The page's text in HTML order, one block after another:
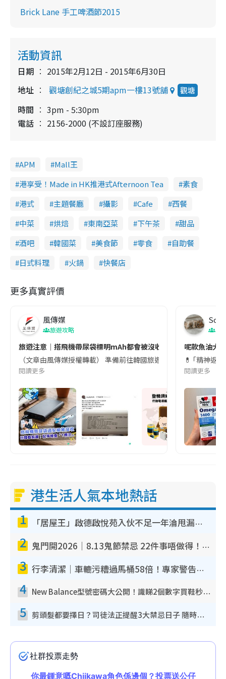
Brick Lane 手工啤酒節2015
活動資訊
日期
2015年2月12日 - 2015年6月30日
地址
觀塘創紀之城5期apm一樓13號舖 觀塘
時間
3pm - 5:30pm
電話
2156-2000 (不設訂座服務)
APM
Mall王
港享受！Made in HK推港式Afternoon Tea
素食
港式
主題餐廳 攝影 Cafe
西餐
中菜
烘焙 東南亞菜 下午茶
甜品
酒吧
韓國菜 美食節 零食
自助餐
日式料理
火鍋 快餐店
更多真實評價
風傳媒
旅遊攻略
旅遊注意｜搭飛機帶尿袋標明mAh都會被沒收😱出發前切記檢查
（文章由風傳媒授權轉載） 準備前往韓國旅遊的民眾，近期要
閱讀更多
Soul
呢款魚油大
💊 ｢精神返
閱讀更多
港生活人氣本地熱話
1 「居屋王」啟德啟悅苑入伙不足一年淪甩漏之王！插頭噴火花致大停電 多戶業主全屋家電報銷
2 鬼門開2026｜8.13鬼節禁忌 22件事唔做得！燒肉、刺身要少食？半夜勿吹口哨/打呢個電話
3 行李清潔｜車轆污糟過馬桶58倍！專家警告忌用酒精抹 教1招免污手除菌
4 New Balance型號密碼大公開！識睇2個數字買鞋秒知功能免中伏 附5大熱門鞋款
5 剪頭髮都要擇日？司徒法正提醒3大禁忌日子 隨時剪走財運！呢日剪髮恐「剪壽命」？